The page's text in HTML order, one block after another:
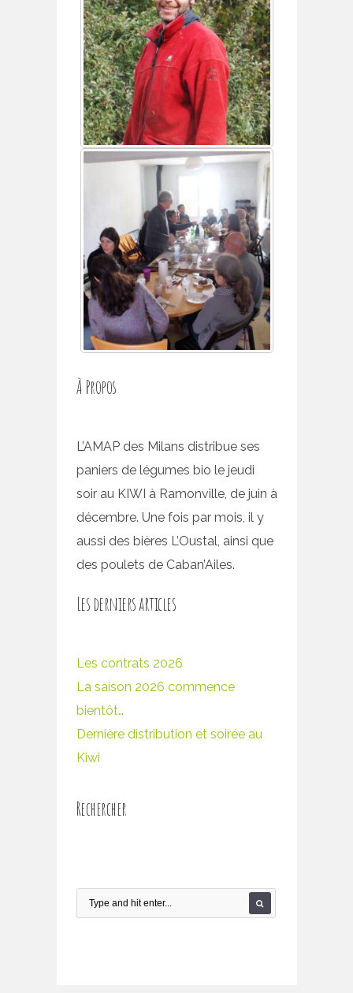
À Propos
L’AMAP des Milans distribue ses
paniers de légumes bio le jeudi
soir au KIWI à Ramonville, de juin à
décembre. Une fois par mois, il y
aussi des bières L’Oustal, ainsi que
des poulets de Caban’Ailes.
Les derniers articles
Les contrats 2026
La saison 2026 commence
bientôt…
Dernière distribution et soirée au
Kiwi
Rechercher